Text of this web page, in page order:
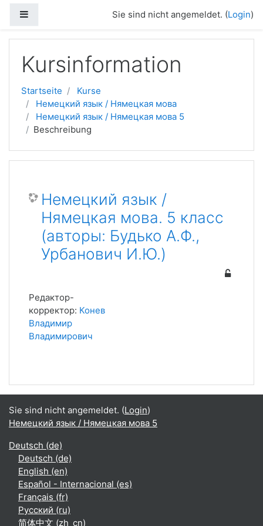
Sie sind nicht angemeldet. (Login)
Kursinformation
Startseite
Kurse
Немецкий язык / Нямецкая мова
Немецкий язык / Нямецкая мова 5
Beschreibung
Немецкий язык /
Нямецкая мова. 5 класс
(авторы: Будько А.Ф.,
Урбанович И.Ю.)
Редактор-
корректор: Конев
Владимир
Владимирович
Sie sind nicht angemeldet. (Login)
Немецкий язык / Нямецкая мова 5
Deutsch ‎(de)‎
Deutsch ‎(de)‎
English ‎(en)‎
Español - Internacional ‎(es)‎
Français ‎(fr)‎
Русский ‎(ru)‎
简体中文 ‎(zh_cn)‎